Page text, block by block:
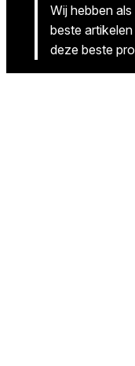
Wij hebben
beste
deze beste